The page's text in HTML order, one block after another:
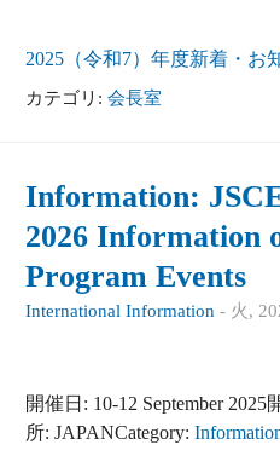
2025（令和7）年度新着・お
カテゴリ: 会長室
Information:
2026 Information
Program Events
International Information - 火,
開催日: 10-12 September 2025
所: JAPANCategory: